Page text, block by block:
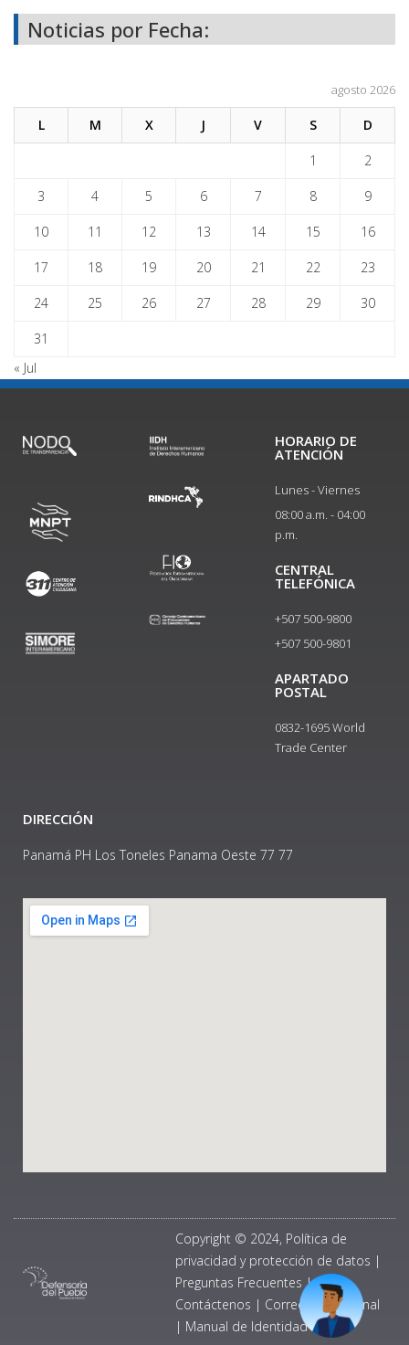
Noticias por Fecha:
agosto 2026
L M X J V S D
1 2
3 4 5 6 7 8 9
10 11 12 13 14 15 16
17 18 19 20 21 22 23
24 25 26 27 28 29 30
31
« Jul
HORARIO DE
ATENCIÓN
Lunes - Viernes
08:00 a.m. - 04:00
p.m.
CENTRAL
TELEFÓNICA
+507 500-9800
+507 500-9801​
APARTADO
POSTAL
0832-1695 World
Trade Center
DIRECCIÓN
Panamá PH Los Toneles Panama Oeste 77 77
Copyright © 2024, Política de
privacidad y protección de datos |
Preguntas Frecuentes |
Contáctenos | Correo Institucional
| Manual de Identidad Visual